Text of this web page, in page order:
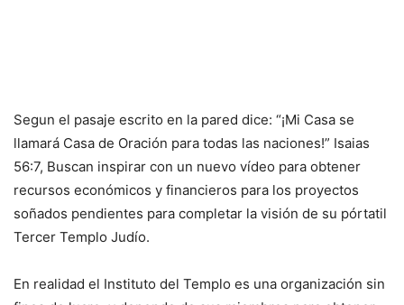
Segun el pasaje escrito en la pared dice: “¡Mi Casa se
llamará Casa de Oración para todas las naciones!” Isaias
56:7, Buscan inspirar con un nuevo vídeo para obtener
recursos económicos y financieros para los proyectos
soñados pendientes para completar la visión de su pórtatil
Tercer Templo Judío.
En realidad el Instituto del Templo es una organización sin